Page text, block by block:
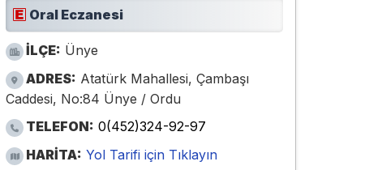
Oral Eczanesi
İLÇE: Ünye
ADRES: Atatürk Mahallesi, Çambaşı
Caddesi, No:84 Ünye / Ordu
TELEFON: 0(452)324-92-97
HARİTA: Yol Tarifi için Tıklayın